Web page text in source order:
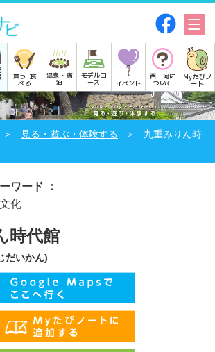
買う･食
べる
温泉・宿
泊
モデルコ
ース イベント
西三河に
ついて
Myたびノ
ート
見る・遊ぶ・体験する
九重みりん時
ワード ：
化
時代館
だいかん)